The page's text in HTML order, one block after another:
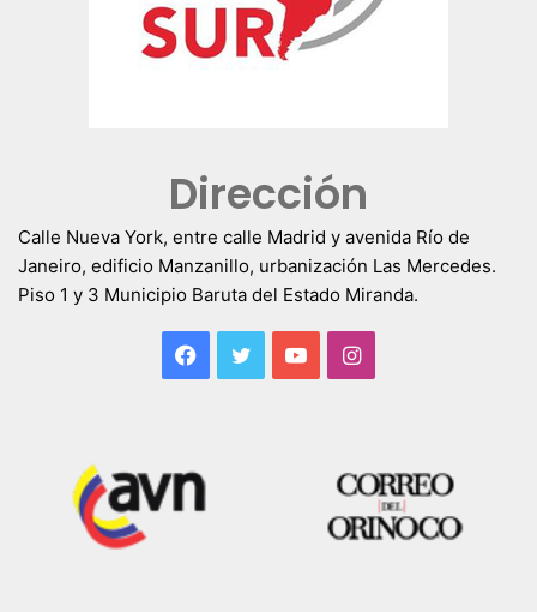
Dirección
Calle Nueva York, entre calle Madrid y avenida Río de
Janeiro, edificio Manzanillo, urbanización Las Mercedes.
Piso 1 y 3 Municipio Baruta del Estado Miranda.
Facebook
TwitterYouTubeInstagram